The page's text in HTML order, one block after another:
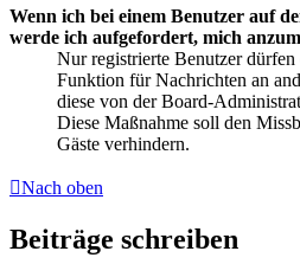
Wenn ich bei einem Benutzer auf
werde ich aufgefordert, mich
Nur registrierte Benutzer
Funktion für Nachrichten an
diese von der Board-
Diese Maßnahme soll den
Gäste verhindern.
Nach oben
Beiträge schreiben